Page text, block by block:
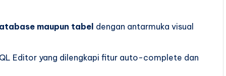
maupun tabel dengan antarmuka visual
Editor yang dilengkapi fitur auto-complete dan